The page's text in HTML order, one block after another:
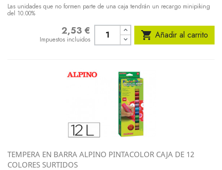
Las unidades que no formen parte de una caja tendrán un recargo minipiking
del 10.00%
2,53 €
Impuestos incluidos  Añadir al carrito
TEMPERA EN BARRA ALPINO PINTACOLOR CAJA DE 12
COLORES SURTIDOS